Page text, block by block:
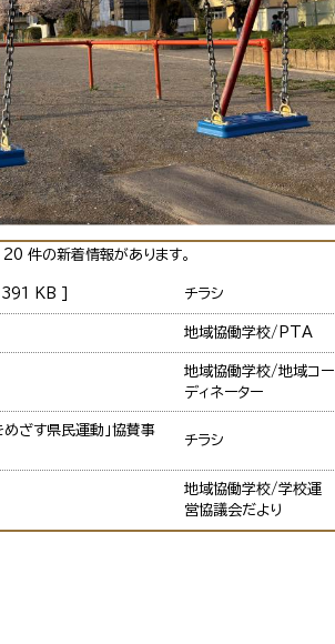
20 件の新着情報があります。
391 KB ] チラシ
地域協働学校/PTA
地域協働学校/地域コー
ディネーター
ざす県民運動」協賛事
チラシ
地域協働学校/学校運
営協議会だより